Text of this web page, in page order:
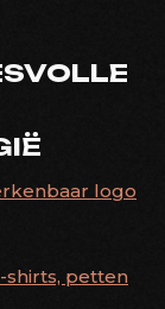
logo
shirts, petten